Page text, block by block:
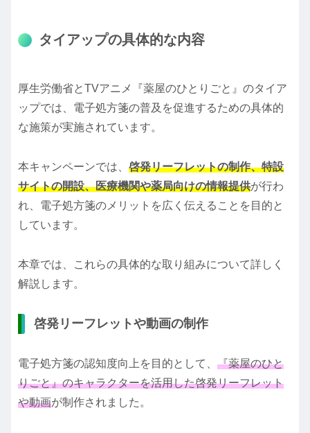
タイアップの具体的な内容
厚生労働省とTVアニメ『薬屋のひとりごと』のタイア
ップでは、電子処方箋の普及を促進するための具体的
な施策が実施されています。
本キャンペーンでは、 啓発リーフレットの制作、特設
サイトの開設、医療機関や薬局向けの情報提供が行わ
れ、電子処方箋のメリットを広く伝えることを目的と
しています。
本章では、これらの具体的な取り組みについて詳しく
解説します。
啓発リーフレットや動画の制作
電子処方箋の認知度向上を目的として、 『薬屋のひと
りごと』のキャラクターを活用した啓発リーフレット
や動画が制作されました。